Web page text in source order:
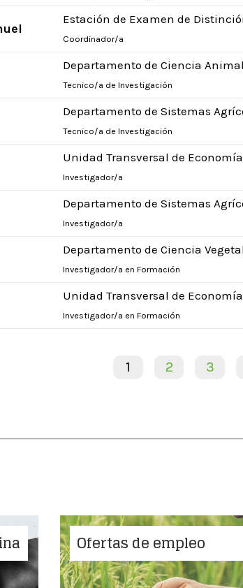
Estación de Examen de
Coordinador/a
Departamento de Ciencia Animal
Tecnico/a de Investigación
Departamento de Sistemas
Tecnico/a de Investigación
Unidad Transversal de
Investigador/a
Departamento de Sistemas
Investigador/a
Departamento de Ciencia Vegetal
Investigador/a en Formación
Unidad Transversal de
Investigador/a en Formación
1 2 3
Ofertas de empleo